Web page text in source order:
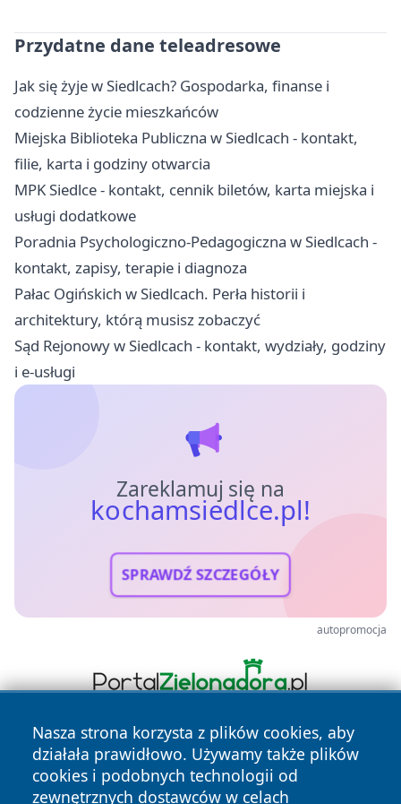
Przydatne dane teleadresowe
Jak się żyje w Siedlcach? Gospodarka, finanse i
codzienne życie mieszkańców
Miejska Biblioteka Publiczna w Siedlcach - kontakt,
filie, karta i godziny otwarcia
MPK Siedlce - kontakt, cennik biletów, karta miejska i
usługi dodatkowe
Poradnia Psychologiczno-Pedagogiczna w Siedlcach -
kontakt, zapisy, terapie i diagnoza
Pałac Ogińskich w Siedlcach. Perła historii i
architektury, którą musisz zobaczyć
Sąd Rejonowy w Siedlcach - kontakt, wydziały, godziny
i e-usługi
Zareklamuj się na
kochamsiedlce.pl!
SPRAWDŹ SZCZEGÓŁY
autopromocja
Nasza strona korzysta z plików cookies, aby
działała prawidłowo. Używamy także plików
cookies i podobnych technologii od
zewnętrznych dostawców w celach